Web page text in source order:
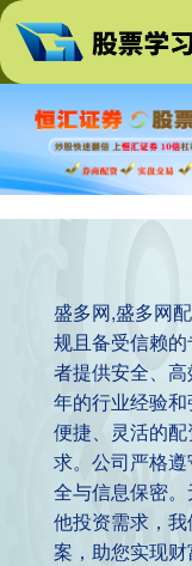
盛多网,盛多网
规且备受信赖
者提供安全、
年的行业经验
便捷、灵活的
求。公司严格
全与信息保密
他投资需求，
案，助您实现财